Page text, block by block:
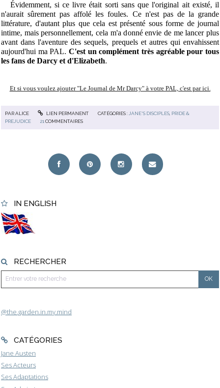
Évidemment, si ce livre était sorti sans que l'original ait existé, il
n'aurait sûrement pas affolé les foules. Ce n'est pas de la grande
littérature, d'autant plus que cela est présenté sous forme de journal
intime, mais personnellement, cela m'a donné envie de me lancer plus
avant dans l'aventure des sequels, prequels et autres qui envahissent
aujourd'hui ma PAL. C'est un complément très agréable pour tous
les fans de Darcy et d'Elizabeth.
Et si vous voulez ajouter "Le Journal de Mr Darcy" à votre PAL, c'est par ici.
PARALICE LIEN PERMANENT CATÉGORIES : JANE'S DISCIPLES PRIDE &
PREJUDICE
21 COMMENTAIRES
IN ENGLISH
RECHERCHER
@the.garden.in.my.mind
CATÉGORIES
Jane Austen
Ses Acteurs
Ses Adaptations